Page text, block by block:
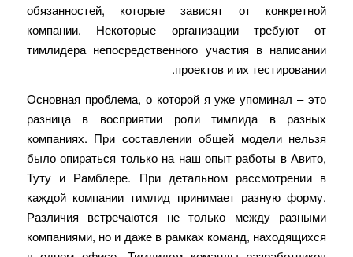
обязанностей, которые зависят от конкретной
компании. Некоторые организации требуют от
тимлидера непосредственного участия в написании
проектов и их тестировании.
Основная проблема, о которой я уже упоминал – это
разница в восприятии роли тимлида в разных
компаниях. При составлении общей модели нельзя
было опираться только на наш опыт работы в Авито,
Туту и Рамблере. При детальном рассмотрении в
каждой компании тимлид принимает разную форму.
Различия встречаются не только между разными
компаниями, но и даже в рамках команд, находящихся